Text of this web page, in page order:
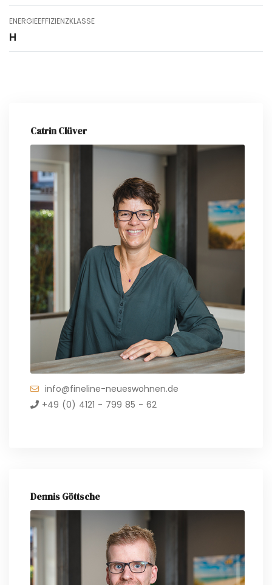
ENERGIEEFFIZIENZKLASSE
H
Catrin Clüver
info@fineline-neueswohnen.de
+49 (0) 4121 - 799 85 - 62
Dennis Göttsche